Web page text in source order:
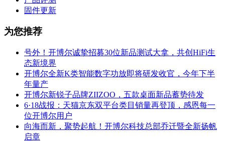
固件更新
为您推荐
号外！开博尔诚挚招募30位新品测试大拿，共创HiFi生
态新境界
开博尔全新K类智能数字功放即将研发收官，今年下半
年量产
开博尔新锐子品牌ZIIZOO，五款桌面新品蓄势待发
6·18战报：天猫京东双平台类目销量再登顶，感恩每一
位开博尔用户
向海而新，聚势起航！开博尔科技总部乔迁暨全新扬帆
启章